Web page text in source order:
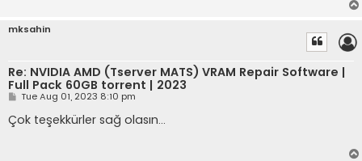
mksahin
Re: NVIDIA AMD (Tserver MATS) VRAM Repair Software |
Full Pack 60GB torrent | 2023
P
s
t
Tue Aug 01, 2023 8:10 pm
Çok teşekkürler sağ olasın...